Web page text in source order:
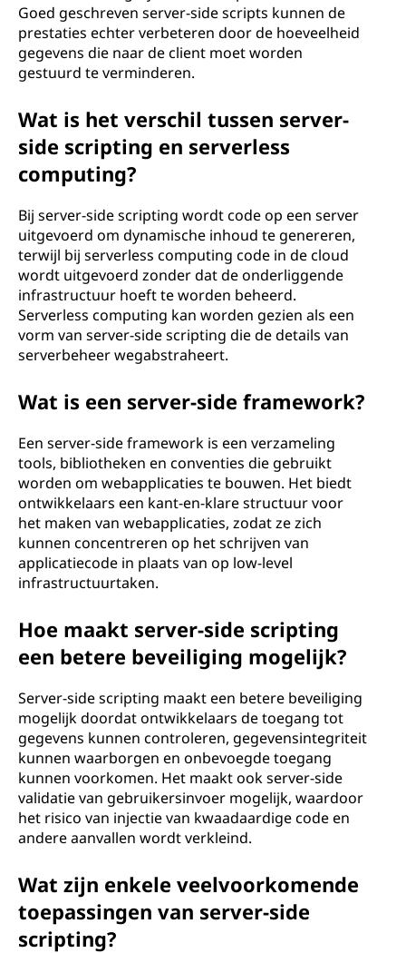
Goed geschreven server-side scripts kunnen de
prestaties echter verbeteren door de hoeveelheid
gegevens die naar de client moet worden
gestuurd te verminderen.
Wat is het verschil tussen server-
side scripting en serverless
computing?
Bij server-side scripting wordt code op een server
uitgevoerd om dynamische inhoud te genereren,
terwijl bij serverless computing code in de cloud
wordt uitgevoerd zonder dat de onderliggende
infrastructuur hoeft te worden beheerd.
Serverless computing kan worden gezien als een
vorm van server-side scripting die de details van
serverbeheer wegabstraheert.
Wat is een server-side framework?
Een server-side framework is een verzameling
tools, bibliotheken en conventies die gebruikt
worden om webapplicaties te bouwen. Het biedt
ontwikkelaars een kant-en-klare structuur voor
het maken van webapplicaties, zodat ze zich
kunnen concentreren op het schrijven van
applicatiecode in plaats van op low-level
infrastructuurtaken.
Hoe maakt server-side scripting
een betere beveiliging mogelijk?
Server-side scripting maakt een betere beveiliging
mogelijk doordat ontwikkelaars de toegang tot
gegevens kunnen controleren, gegevensintegriteit
kunnen waarborgen en onbevoegde toegang
kunnen voorkomen. Het maakt ook server-side
validatie van gebruikersinvoer mogelijk, waardoor
het risico van injectie van kwaadaardige code en
andere aanvallen wordt verkleind.
Wat zijn enkele veelvoorkomende
toepassingen van server-side
scripting?